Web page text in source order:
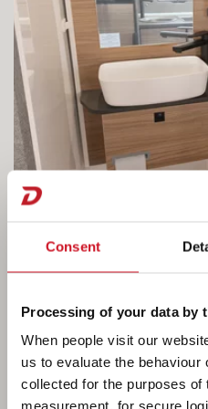
Consent
Processing of your data by
When people visit our
us to evaluate the
collected for the purposes
measurement, for secure
Ein echtes Duschbad